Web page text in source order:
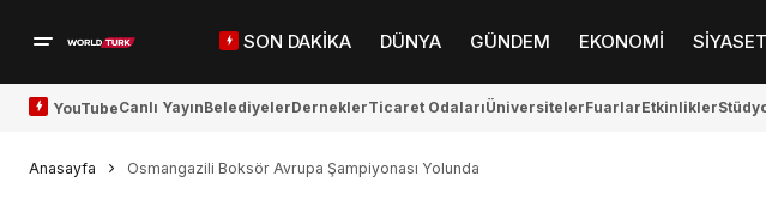
SON DAKİKA DÜNYA GÜNDEM EKONOMİ SİYASET
YouTubeCanlı YayınBelediyelerDerneklerTicaret OdalarıÜniversitelerFuarlarEtkinlikler
Anasayfa Osmangazili Boksör Avrupa Şampiyonası Yolunda